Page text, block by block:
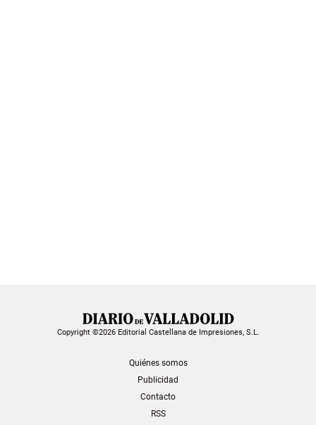
Copyright ©2026 Editorial Castellana de Impresiones, S.L.
Quiénes somos
Publicidad
Contacto
RSS